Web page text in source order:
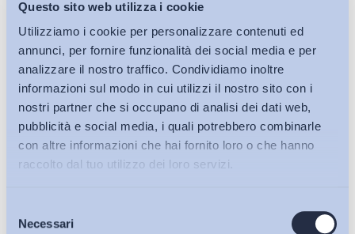
Questo sito web utilizza i cookie
Utilizziamo i cookie per personalizzare contenuti ed
annunci, per fornire funzionalità dei social media e per
analizzare il nostro traffico. Condividiamo inoltre
informazioni sul modo in cui utilizzi il nostro sito con i
nostri partner che si occupano di analisi dei dati web,
pubblicità e social media, i quali potrebbero combinarle
con altre informazioni che hai fornito loro o che hanno
raccolto dal tuo utilizzo dei loro servizi.
delNecessariBollettini ADAPT